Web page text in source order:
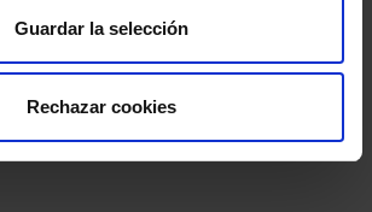
Guardar la selección
Rechazar cookies